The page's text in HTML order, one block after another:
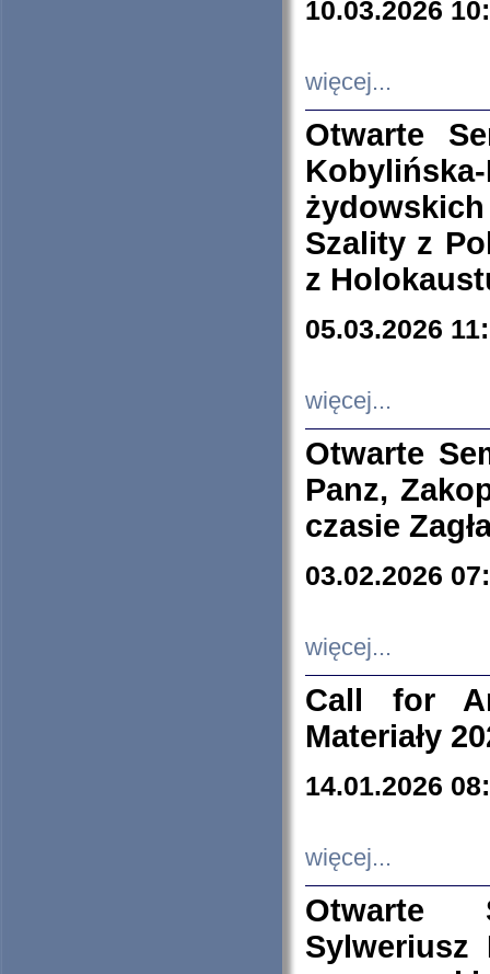
10.03.2026
więcej...
Otwarte
Szality z
z
05.03.2026
więcej...
Otwarte
Panz,
czasie
03.02.2026
więcej...
Call for
Materiały
14.01.2026
więcej...
Otwarte
Sylweriusz